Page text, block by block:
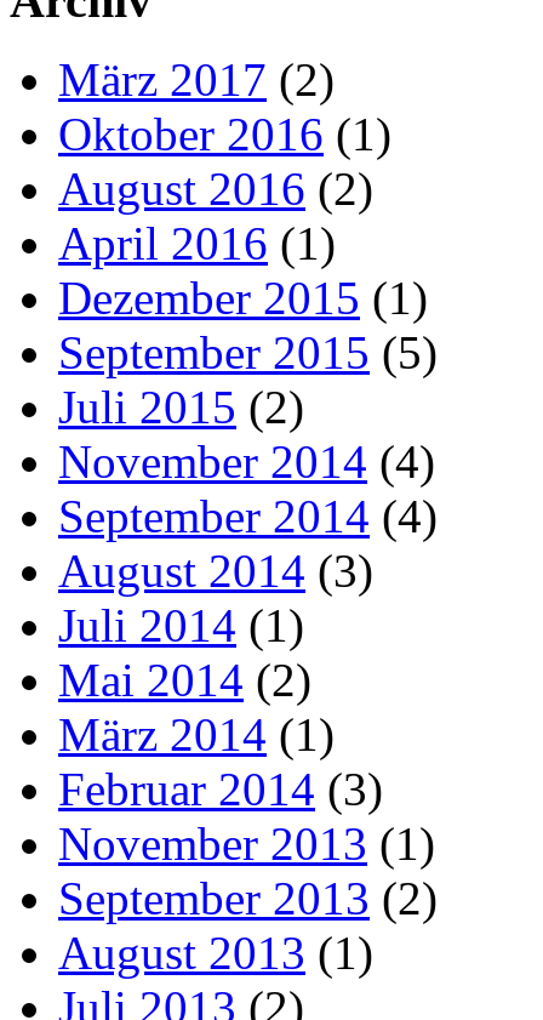
März 2017 (2)
Oktober 2016 (1)
August 2016 (2)
April 2016 (1)
Dezember 2015 (1)
September 2015 (5)
Juli 2015 (2)
November 2014 (4)
September 2014 (4)
August 2014 (3)
Juli 2014 (1)
Mai 2014 (2)
März 2014 (1)
Februar 2014 (3)
November 2013 (1)
September 2013 (2)
August 2013 (1)
Juli 2013 (2)